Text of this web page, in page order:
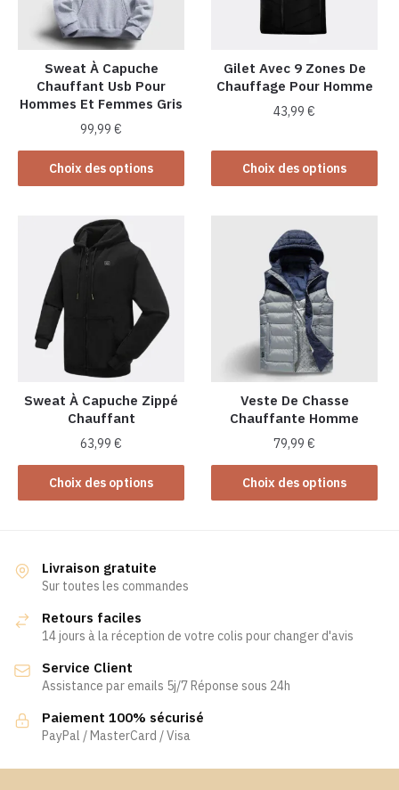
Sweat À Capuche
Chauffant Usb Pour
Hommes Et Femmes Gris
99,99€
Choix des options
Ce
produit
plusieurs
variations.
Les
peuvent
choisies
sur
la
page
du
produit
Gilet Avec 9 Zones De
Chauffage Pour Homme
43,99€
Choix des options
produit
a
variations.
Les
options
peuvent
être
choisies
sur
la
page
du
produit
Sweat À Capuche Zippé
Chauffant
63,99€
Choix des options
Ce
produit
variations.
Les
peuvent
choisies
sur
la
page
Veste De Chasse
Chauffante Homme
79,99€
Choix des options
Ce
produit
peuvent
être
Livraison gratuite
Sur toutes les commandes
Retours faciles
14 jours à la réception de votre colis pour changer d'avis
Service Client
Assistance par emails 5j/7 Réponse sous 24h
Paiement 100% sécurisé
PayPal / MasterCard / Visa